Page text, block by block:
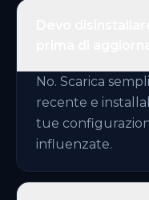
No. Scarica
recente e
tue
influenzate.